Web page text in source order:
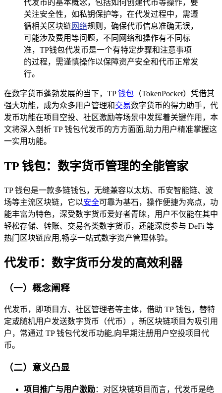
代发币的基本概念，包括如何创建代币等操作，要
关注安全性，如私钥保护等，在代发过程中，需遵
循相关区块链网络规则，确保代币信息准确无误，
可能涉及费用等问题，不同网络和操作有不同标
准，TP钱包代发币是一个有特定步骤和注意事项
的过程，需谨慎操作以保障资产安全和代币正常发
行。
在数字货币蓬勃发展的当下，TP钱包 （TokenPocket）凭借其
强大功能，成为众多用户管理和交易数字货币的得力助手，代
发币功能在项目空投、社区激励等场景中发挥着关键作用，本
文将深入剖析 TP 钱包代发币的方方面面,助力用户精准掌握这
一实用功能。
TP 钱包：数字货币管理的全能管家
TP 钱包是一款多链钱包，无缝兼容以太坊、币安智能链、波
场等主流区块链，它以安全可靠为基石，操作便捷为亮点，功
能丰富为特色，深受数字货币爱好者青睐，用户不仅能在其中
轻松存储、转账、交易各类数字货币，还能深度参与 DeFi 等
热门区块链应用,畅享一站式数字资产管理体验。
代发币：数字货币分发的高效利器
（一）概念阐释
代发币，即项目方、社区管理者等主体，借助 TP 钱包，替特
定或随机用户发送数字货币（代币），新区块链项目为吸引用
户，常通过 TP 钱包代发币功能,向早期注册用户空投项目代
币。
（二）意义凸显
项目推广与用户激励：对区块链项目而言，代发币是绝